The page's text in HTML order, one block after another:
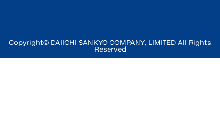
Copyright© DAIICHI SANKYO COMPANY, LIMITED All Rights
Reserved